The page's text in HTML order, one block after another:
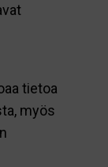
tietoa
myös